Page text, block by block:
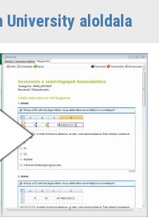
University aloldala